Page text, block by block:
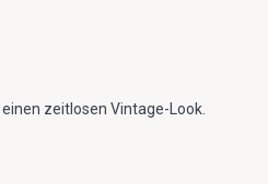
zeitlosen Vintage-Look.